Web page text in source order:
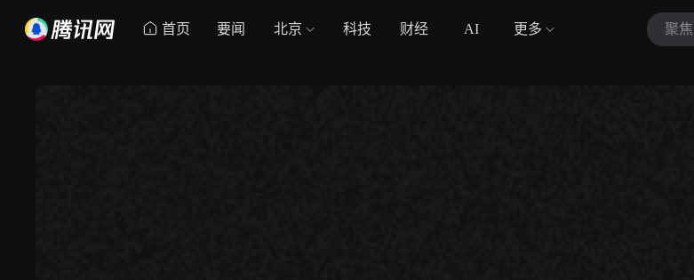
首页 要闻 北京 科技 财经 AI 更多